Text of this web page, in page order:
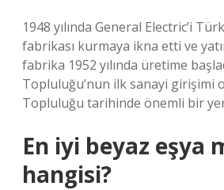
1948 yılında General Electric’i
fabrikası kurmaya ikna etti ve
fabrika 1952 yılında üretime
Topluluğu’nun ilk sanayi girişimi
Topluluğu tarihinde önemli bir
En iyi beyaz eşya
hangisi?